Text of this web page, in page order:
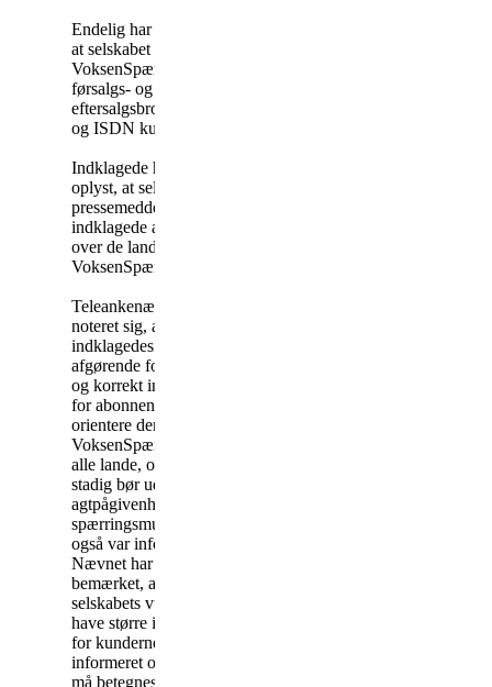
Endelig har indklagede oplyst,
at selskabet informerede om
VoksenSpærring Udland i
førsalgs- og
eftersalgsbrochurer til PSTN-
og ISDN kunder.
Indklagede har endvidere
oplyst, at selskabet udsendte
pressemeddelelse, hver gang
indklagede ændrede i listen
over de lande, der var med i
VoksenSpærring Udland.
Teleankenævnet har desuden
noteret sig, at det er
indklagedes opfattelse, at det
afgørende for fyldestgørende
og korrekt information over
for abonnenterne må være at
orientere dem om, at
VoksenSpærring ikke omfatter
alle lande, og at abonnenterne
stadig bør udvise
agtpågivenhed og benytte de
spærringsmuligheder, som der
også var informeret om.
Nævnet har endvidere
bemærket, at det efter
selskabets vurdering ikke vil
have større informationsværdi
for kunderne at blive
informeret om, at lande, som
må betegnes som ”nære